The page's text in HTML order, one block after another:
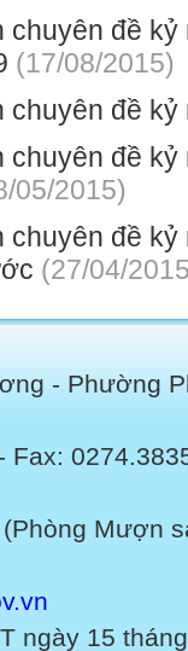
chuyên đề
(17/08/2015)
chuyên đề kỷ
chuyên đề
05/2015)
chuyên đề kỷ
(27/04/
- Phường
Fax:
Mượn sách
ngày 15